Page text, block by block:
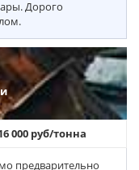
Дорого
000 руб/тонна
предварительно